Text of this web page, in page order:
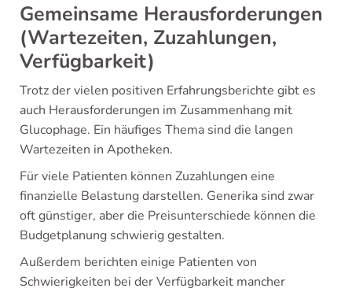
Gemeinsame Herausforderungen
(Wartezeiten, Zuzahlungen,
Verfügbarkeit)
Trotz der vielen positiven Erfahrungsberichte gibt es
auch Herausforderungen im Zusammenhang mit
Glucophage. Ein häufiges Thema sind die langen
Wartezeiten in Apotheken.
Für viele Patienten können Zuzahlungen eine
finanzielle Belastung darstellen. Generika sind zwar
oft günstiger, aber die Preisunterschiede können die
Budgetplanung schwierig gestalten.
Außerdem berichten einige Patienten von
Schwierigkeiten bei der Verfügbarkeit mancher